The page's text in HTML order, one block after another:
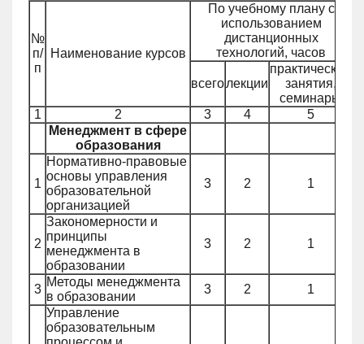
№
п/
п
Наименование курсов
По учебному плану с
использованием
дистанционных
технологий, часов
всеголекции
практические
занятия,
семинары
1
2 3 4
5
Менеджмент в сфере
образования
1
Нормативно-правовые
основы управления
образовательной
организацией
3 2 1
2
Закономерности и
принципы
менеджмента в
образовании
3 2 1
3
Методы менеджмента
в образовании
3 2 1
Управление
образовательным